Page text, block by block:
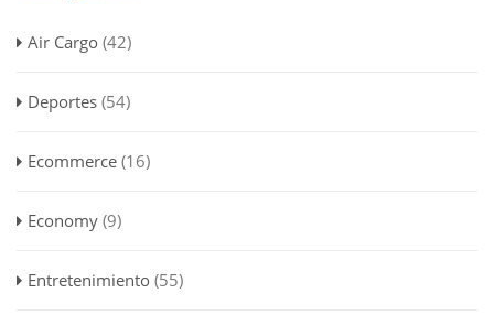
Air Cargo (42)
Deportes (54)
Ecommerce (16)
Economy (9)
Entretenimiento (55)